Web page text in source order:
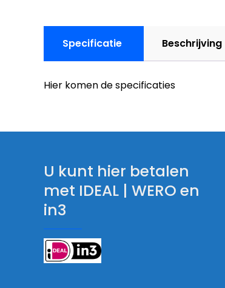
Specificatie Beschrijving
Hier komen de specificaties
U kunt hier betalen
met IDEAL | WERO en
in3